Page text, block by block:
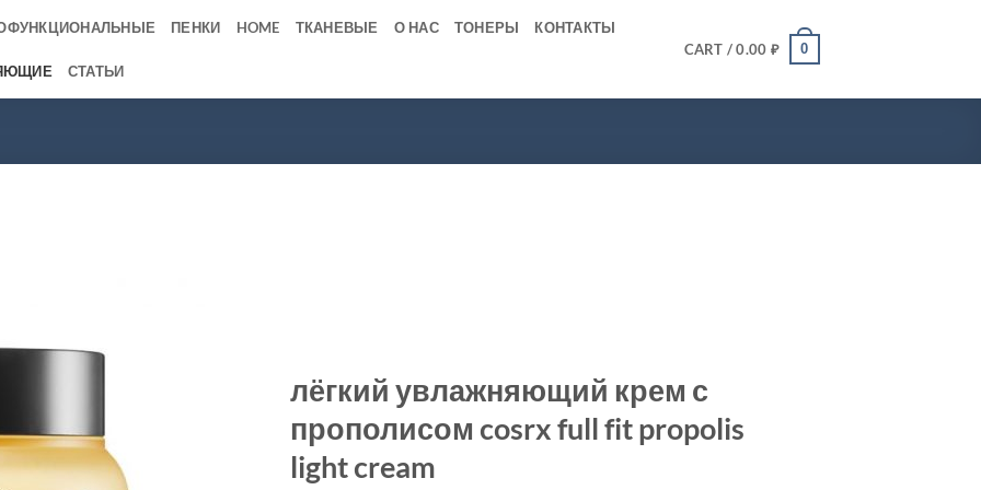
ПЕНКИ HOME ТКАНЕВЫЕ О НАС ТОНЕРЫ КОНТАКТЫ
СТАТЬИ
CART /0.00 ₽ 0
лёгкий увлажняющий крем с
прополисом cosrx full fit propolis
light cream